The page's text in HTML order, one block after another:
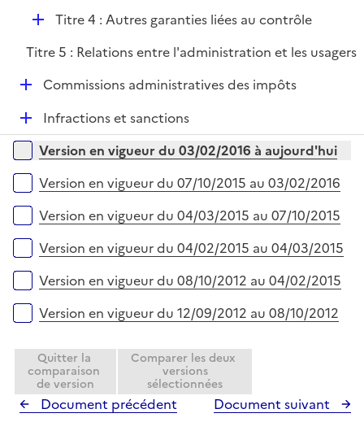
e
r
D
p
l
e
r
Titre 4 : Autres garanties liées au contrôle
Titre 5 : Relations entre l'administration et les usagers
D
e
Commissions administratives des impôts
D
é
p
e
Infractions et sanctions
Versions sur la période
Version en vigueur du 03/02/2016 à aujourd'hui
Version en vigueur du 07/10/2015 au 03/02/2016
Version en vigueur du 04/03/2015 au 07/10/2015
Version en vigueur du 04/02/2015 au 04/03/2015
Version en vigueur du 08/10/2012 au 04/02/2015
Version en vigueur du 12/09/2012 au 08/10/2012
Quitter la
comparaison
de version
Comparer les deux
versions
sélectionnées
Document précédent Document suivant